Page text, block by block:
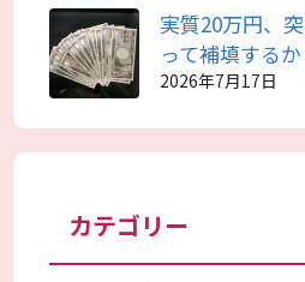
実質20万円、
って補填するか
2026年7月17日
カテゴリー